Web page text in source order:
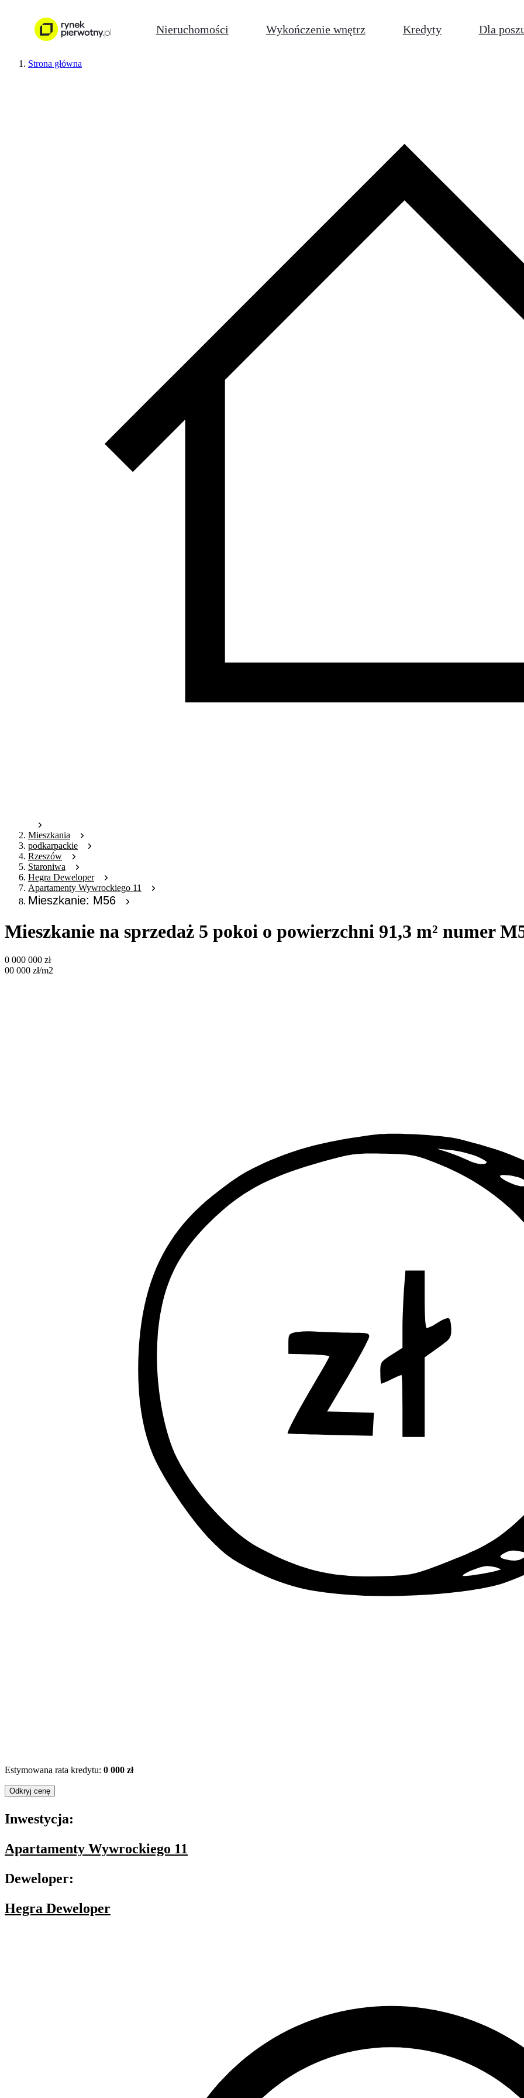
Nieruchomości Wykończenie wnętrz Kredyty Dla
Strona główna
Mieszkania
podkarpackie
Rzeszów
Staroniwa
Hegra Deweloper
Apartamenty Wywrockiego 11
Mieszkanie: M56
Mieszkanie na sprzedaż 5 pokoi o powierzchni 91,3 m² numer
0 000 000 zł
00 000 zł/m2
Estymowana rata kredytu: 0 000 zł
Odkryj cenę
Inwestycja:
Apartamenty Wywrockiego 11
Deweloper:
Hegra Deweloper